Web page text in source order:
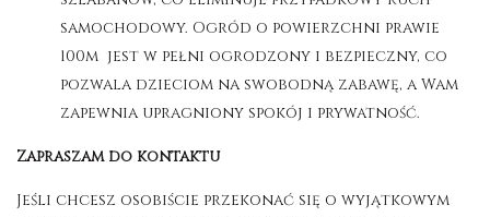
samochodowy. Ogród o powierzchni prawie
100m jest w pełni ogrodzony i bezpieczny, co
pozwala dzieciom na swobodną zabawę, a Wam
zapewnia upragniony spokój i prywatność.
Zapraszam do kontaktu
Jeśli chcesz osobiście przekonać się o wyjątkowym